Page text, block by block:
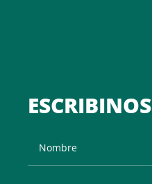
ESCRIBINOS